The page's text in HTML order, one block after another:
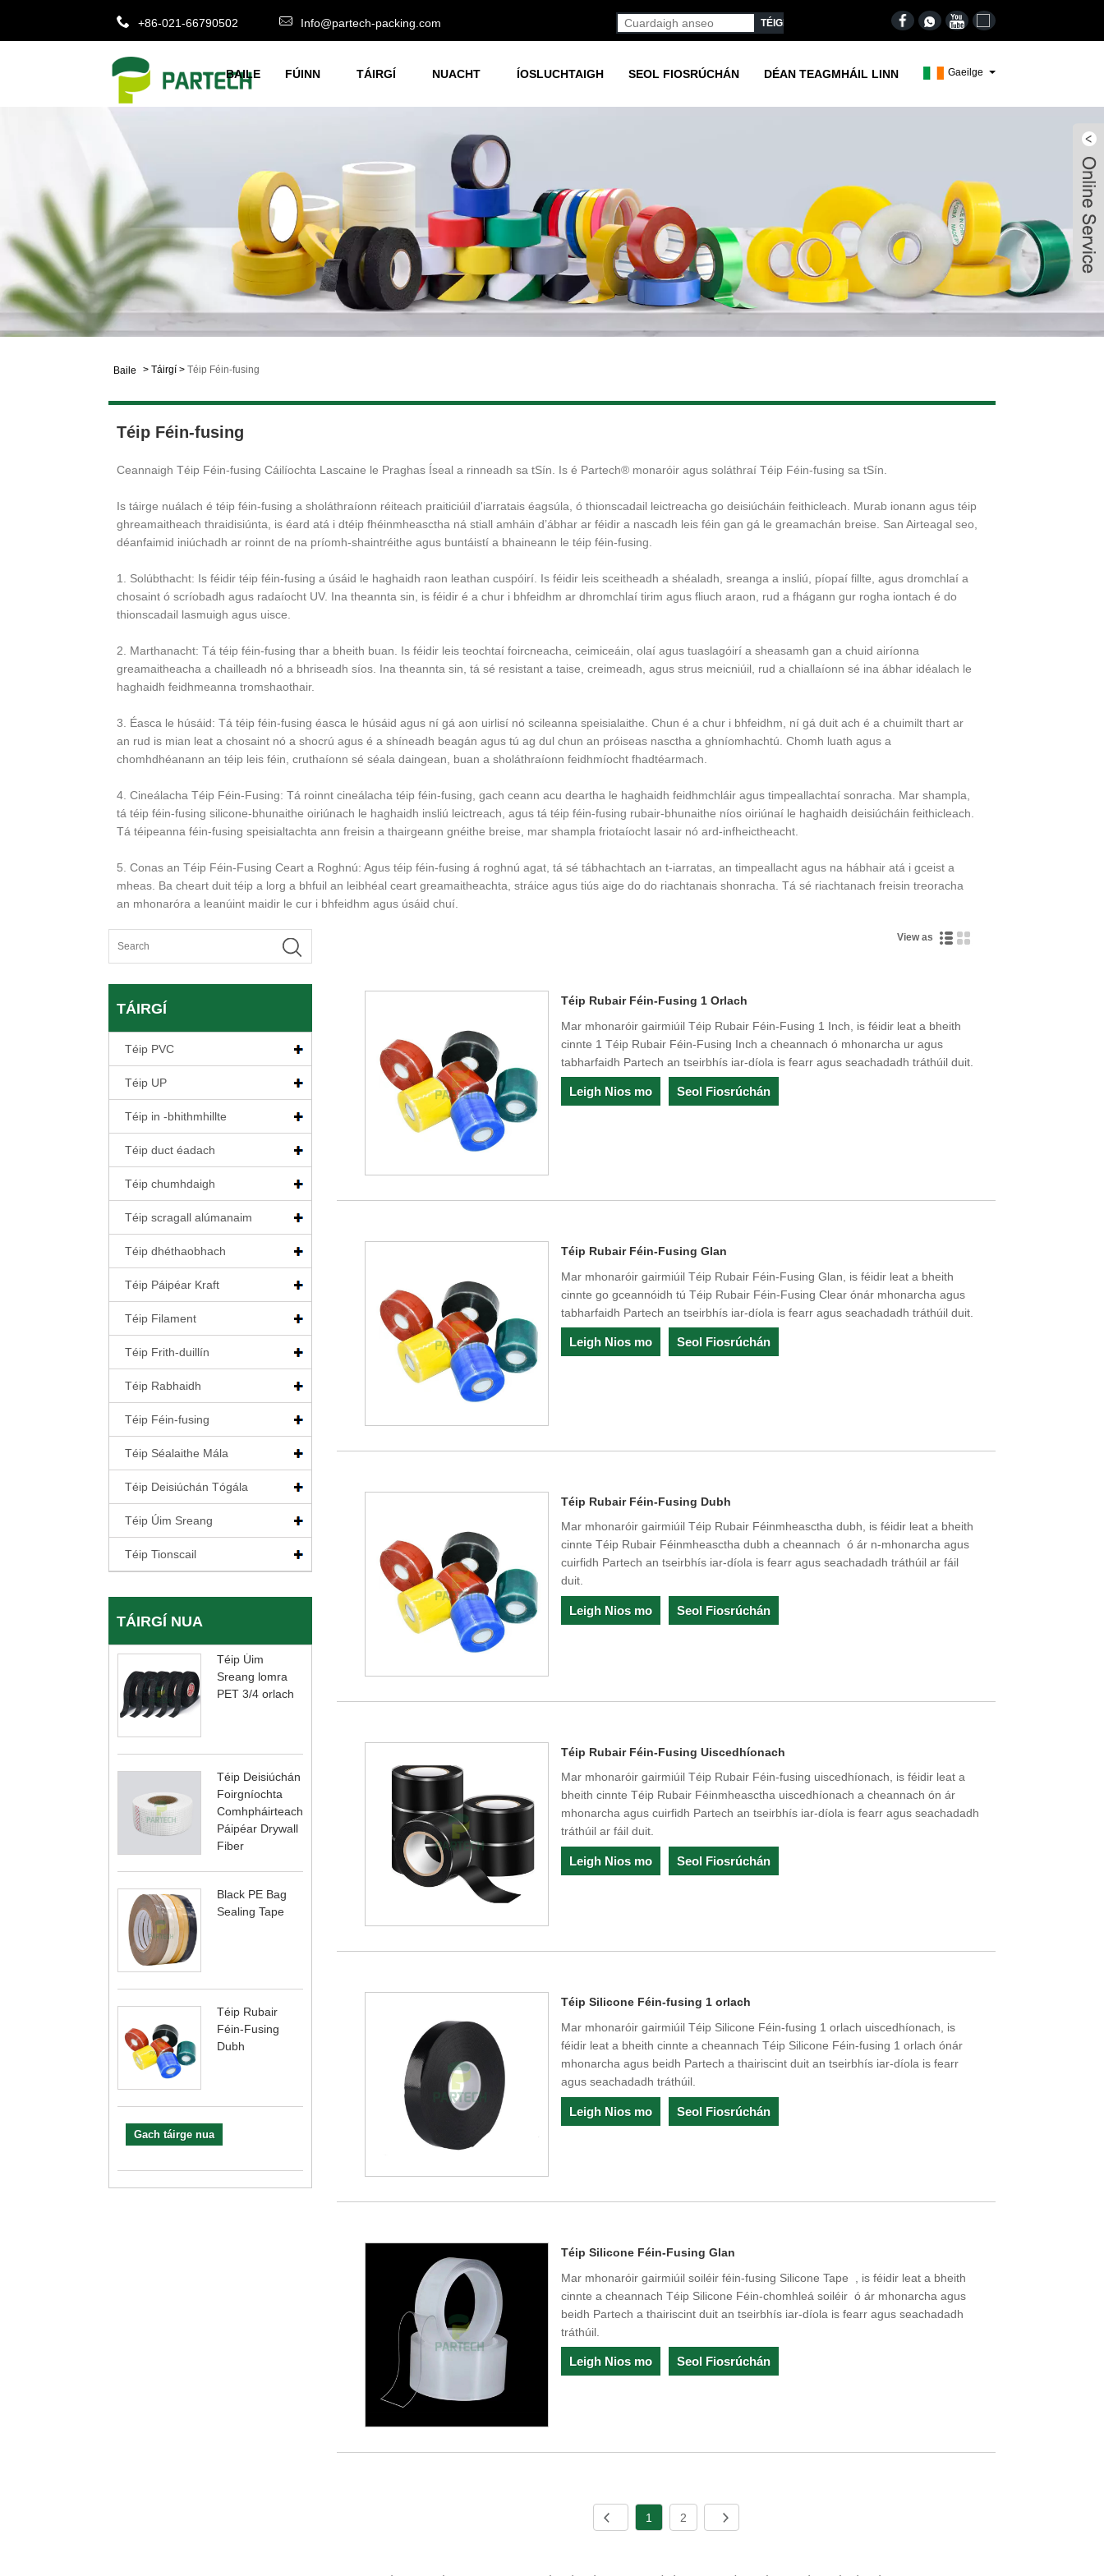
+86-021-66790502 Info@partech-packing.com
Gaeilge
BAILE FÚINN TÁIRGÍ NUACHT ÍOSLUCHTAIGH SEOL FIOSRÚCHÁN DÉAN TEAGMHÁIL LINN
Baile > Táirgí > Téip Féin-fusing
Téip Féin-fusing
Ceannaigh Téip Féin-fusing Cáilíochta Lascaine le Praghas Íseal a rinneadh sa tSín. Is é Partech® monaróir agus soláthraí Téip Féin-fusing sa tSín.
Is táirge nuálach é téip féin-fusing a sholáthraíonn réiteach praiticiúil d'iarratais éagsúla, ó thionscadail leictreacha go deisiúcháin feithicleach. Murab ionann agus téip
ghreamaitheach thraidisiúnta, is éard atá i dtéip fhéinmheasctha ná stiall amháin d’ábhar ar féidir a nascadh leis féin gan gá le greamachán breise. San Airteagal seo,
déanfaimid iniúchadh ar roinnt de na príomh-shaintréithe agus buntáistí a bhaineann le téip féin-fusing.
1. Solúbthacht: Is féidir téip féin-fusing a úsáid le haghaidh raon leathan cuspóirí. Is féidir leis sceitheadh ​​a shéaladh, sreanga a insliú, píopaí fillte, agus dromchlaí a
chosaint ó scríobadh agus radaíocht UV. Ina theannta sin, is féidir é a chur i bhfeidhm ar dhromchlaí tirim agus fliuch araon, rud a fhágann gur rogha iontach é do
thionscadail lasmuigh agus uisce.
2. Marthanacht: Tá téip féin-fusing thar a bheith buan. Is féidir leis teochtaí foircneacha, ceimiceáin, olaí agus tuaslagóirí a sheasamh gan a chuid airíonna
greamaitheacha a chailleadh nó a bhriseadh síos. Ina theannta sin, tá sé resistant a taise, creimeadh, agus strus meicniúil, rud a chiallaíonn sé ina ábhar idéalach le
haghaidh feidhmeanna tromshaothair.
3. Éasca le húsáid: Tá téip féin-fusing éasca le húsáid agus ní gá aon uirlisí nó scileanna speisialaithe. Chun é a chur i bhfeidhm, ní gá duit ach é a chuimilt thart ar
an rud is mian leat a chosaint nó a shocrú agus é a shíneadh beagán agus tú ag dul chun an próiseas nasctha a ghníomhachtú. Chomh luath agus a
chomhdhéanann an téip leis féin, cruthaíonn sé séala daingean, buan a sholáthraíonn feidhmíocht fhadtéarmach.
4. Cineálacha Téip Féin-Fusing: Tá roinnt cineálacha téip féin-fusing, gach ceann acu deartha le haghaidh feidhmchláir agus timpeallachtaí sonracha. Mar shampla,
tá téip féin-fusing silicone-bhunaithe oiriúnach le haghaidh insliú leictreach, agus tá téip féin-fusing rubair-bhunaithe níos oiriúnaí le haghaidh deisiúcháin feithicleach.
Tá téipeanna féin-fusing speisialtachta ann freisin a thairgeann gnéithe breise, mar shampla friotaíocht lasair nó ard-infheictheacht.
5. Conas an Téip Féin-Fusing Ceart a Roghnú: Agus téip féin-fusing á roghnú agat, tá sé tábhachtach an t-iarratas, an timpeallacht agus na hábhair atá i gceist a
mheas. Ba cheart duit téip a lorg a bhfuil an leibhéal ceart greamaitheachta, stráice agus tiús aige do do riachtanais shonracha. Tá sé riachtanach freisin treoracha
an mhonaróra a leanúint maidir le cur i bhfeidhm agus úsáid chuí.
TÁIRGÍ
Téip PVC
Téip UP
Téip in -bhithmhillte
Téip duct éadach
Téip chumhdaigh
Téip scragall alúmanaim
Téip dhéthaobhach
Téip Páipéar Kraft
Téip Filament
Téip Frith-duillín
Téip Rabhaidh
Téip Féin-fusing
Téip Séalaithe Mála
Téip Deisiúchán Tógála
Téip Úim Sreang
Téip Tionscail
TÁIRGÍ NUA
Téip Úim
Sreang lomra
PET 3/4 orlach
Téip Deisiúchán
Foirgníochta
Comhpháirteach
Páipéar Drywall
Fiber
Black PE Bag
Sealing Tape
Téip Rubair
Féin-Fusing
Dubh
Gach táirge nua
View as
Téip Rubair Féin-Fusing 1 Orlach
Mar mhonaróir gairmiúil Téip Rubair Féin-Fusing 1 Inch, is féidir leat a bheith
cinnte 1 Téip Rubair Féin-Fusing Inch a cheannach ó mhonarcha ur agus
tabharfaidh Partech an tseirbhís iar-díola is fearr agus seachadadh tráthúil duit.
Leigh Nios mo Seol Fiosrúchán
Téip Rubair Féin-Fusing Glan
Mar mhonaróir gairmiúil Téip Rubair Féin-Fusing Glan, is féidir leat a bheith
cinnte go gceannóidh tú Téip Rubair Féin-Fusing Clear ónár mhonarcha agus
tabharfaidh Partech an tseirbhís iar-díola is fearr agus seachadadh tráthúil duit.
Leigh Nios mo Seol Fiosrúchán
Téip Rubair Féin-Fusing Dubh
Mar mhonaróir gairmiúil Téip Rubair Féinmheasctha dubh, is féidir leat a bheith
cinnte Téip Rubair Féinmheasctha dubh a cheannach ó ár n-mhonarcha agus
cuirfidh Partech an tseirbhís iar-díola is fearr agus seachadadh tráthúil ar fáil
duit.
Leigh Nios mo Seol Fiosrúchán
Téip Rubair Féin-Fusing Uiscedhíonach
Mar mhonaróir gairmiúil Téip Rubair Féin-fusing uiscedhíonach, is féidir leat a
bheith cinnte Téip Rubair Féinmheasctha uiscedhíonach a cheannach ón ár
mhonarcha agus cuirfidh Partech an tseirbhís iar-díola is fearr agus seachadadh
tráthúil ar fáil duit.
Leigh Nios mo Seol Fiosrúchán
Téip Silicone Féin-fusing 1 orlach
Mar mhonaróir gairmiúil Téip Silicone Féin-fusing 1 orlach uiscedhíonach, is
féidir leat a bheith cinnte a cheannach Téip Silicone Féin-fusing 1 orlach ónár
mhonarcha agus beidh Partech a thairiscint duit an tseirbhís iar-díola is fearr
agus seachadadh tráthúil.
Leigh Nios mo Seol Fiosrúchán
Téip Silicone Féin-Fusing Glan
Mar mhonaróir gairmiúil soiléir féin-fusing Silicone Tape , is féidir leat a bheith
cinnte a cheannach Téip Silicone Féin-chomhleá soiléir ó ár mhonarcha agus
beidh Partech a thairiscint duit an tseirbhís iar-díola is fearr agus seachadadh
tráthúil.
Leigh Nios mo Seol Fiosrúchán
1 2